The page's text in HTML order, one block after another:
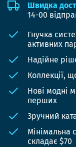
Швидка
14-00
Гнучка
активних
Надійне
Коллекції,
Нові модні
перших
Зручний
Мінімальна
складає $70